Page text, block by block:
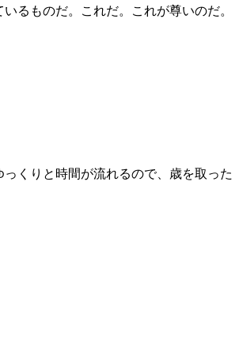
るものだ。これだ。これが尊いのだ。
くりと時間が流れるので、歳を取った